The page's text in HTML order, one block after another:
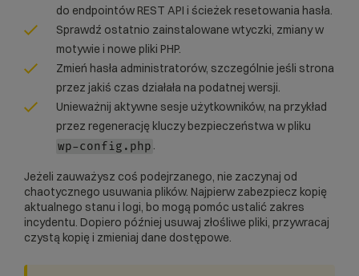
do endpointów REST API i ścieżek resetowania hasła.
Sprawdź ostatnio zainstalowane wtyczki, zmiany w
motywie i nowe pliki PHP.
Zmień hasła administratorów, szczególnie jeśli strona
przez jakiś czas działała na podatnej wersji.
Unieważnij aktywne sesje użytkowników, na przykład
przez regenerację kluczy bezpieczeństwa w pliku
wp-config.php .
Jeżeli zauważysz coś podejrzanego, nie zaczynaj od
chaotycznego usuwania plików. Najpierw zabezpiecz kopię
aktualnego stanu i logi, bo mogą pomóc ustalić zakres
incydentu. Dopiero później usuwaj złośliwe pliki, przywracaj
czystą kopię i zmieniaj dane dostępowe.